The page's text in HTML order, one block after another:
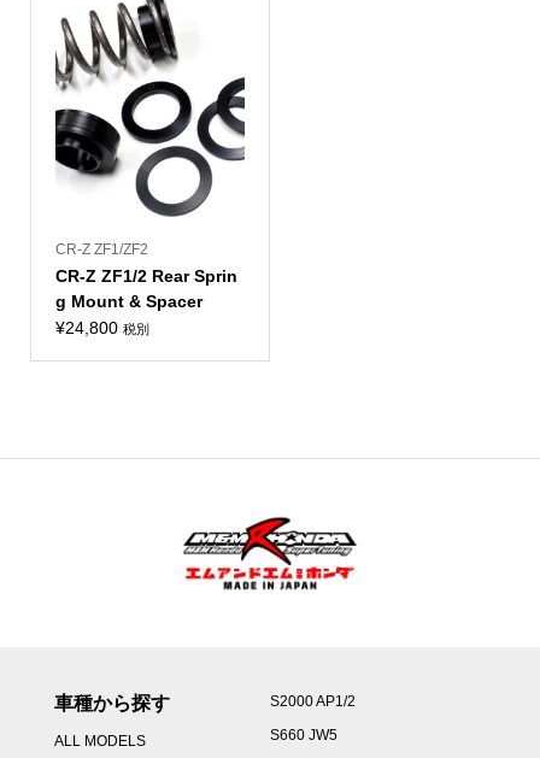
CR-Z ZF1/ZF2
CR-Z ZF1/2 Rear Sprin
g Mount & Spacer
¥24,800 税別
車種から探す
ALL MODELS
S2000 AP1/2
S660 JW5